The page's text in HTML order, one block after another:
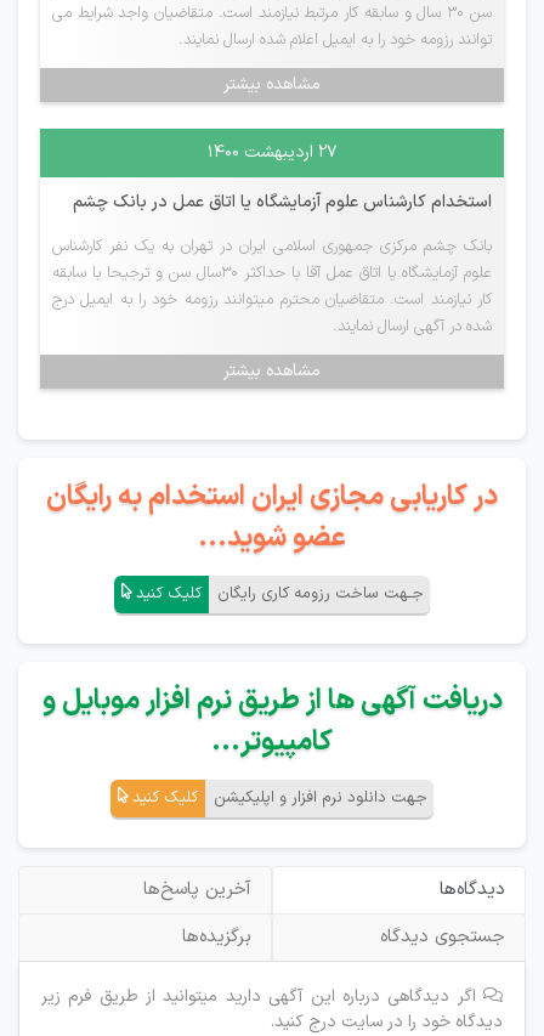
سن 30 سال و سابقه کار مرتبط نیازمند است. متقاضیان واجد شرایط می
توانند رزومه خود را به ایمیل اعلام شده ارسال نمایند.
مشاهده بیشتر
۲۷ اردیبهشت ۱۴۰۰
استخدام کارشناس علوم آزمایشگاه یا اتاق عمل در بانک چشم
بانک چشم مرکزی جمهوری اسلامی ایران در تهران به یک نفر کارشناس
علوم آزمایشگاه یا اتاق عمل آقا با حداکثر 30سال سن و ترجیحا با سابقه
کار نیازمند است. متقاضیان محترم میتوانند رزومه خود را به ایمیل درج
شده در آگهی ارسال نمایند.
مشاهده بیشتر
در کاریابی مجازی ایران استخدام به رایگان
عضو شوید...
جـهت ساخت رزومه کاری رایگان کلیک کنید
دریافت آگهی ها از طریق نرم افزار موبایل و
کامپیوتر...
جهت دانلود نرم افزار و اپلیکیشن کلیک کنید
دیدگاه‌ها
آخرین پاسخ‌ها
جستجوی دیدگاه
برگزیده‌ها
اگر دیدگاهی درباره این آگهی دارید میتوانید از طریق فرم زیر
دیدگاه خود را در سایت درج کنید.